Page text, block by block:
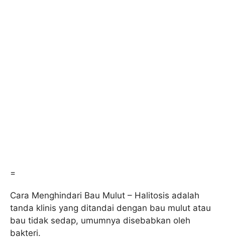
=
Cara Menghindari Bau Mulut – Halitosis adalah
tanda klinis yang ditandai dengan bau mulut atau
bau tidak sedap, umumnya disebabkan oleh
bakteri.